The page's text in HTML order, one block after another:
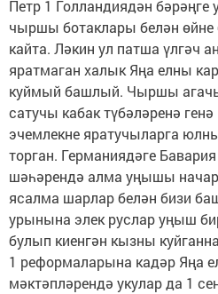
Петр 1 Голландиядән бәрәңге
чыршы ботаклары белән өйне
кайта. Ләкин ул патша үлгәч
яратмаган халык Яңа елны
куймый башлый. Чыршы
сатучы кабак түбәләренә
эчемлекне яратучыларга
торган. Германиядәге
шәһәрендә алма уңышы
ясалма шарлар белән бизи
урынына элек руслар уңыш
булып киенгән кызны
1 реформаларына кадәр Яңа
мәктәпләрендә укулар да 1